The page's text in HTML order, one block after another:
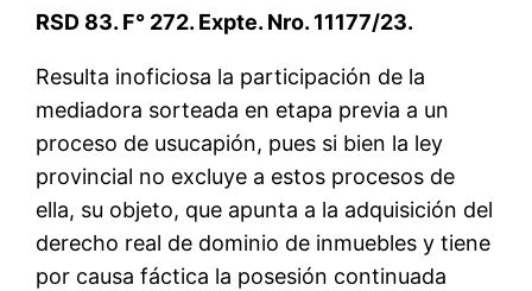
RSD 83. F° 272. Expte. Nro. 11177/23.
Resulta inoficiosa la participación de la
mediadora sorteada en etapa previa a un
proceso de usucapión, pues si bien la ley
provincial no excluye a estos procesos de
ella, su objeto, que apunta a la adquisición del
derecho real de dominio de inmuebles y tiene
por causa fáctica la posesión continuada